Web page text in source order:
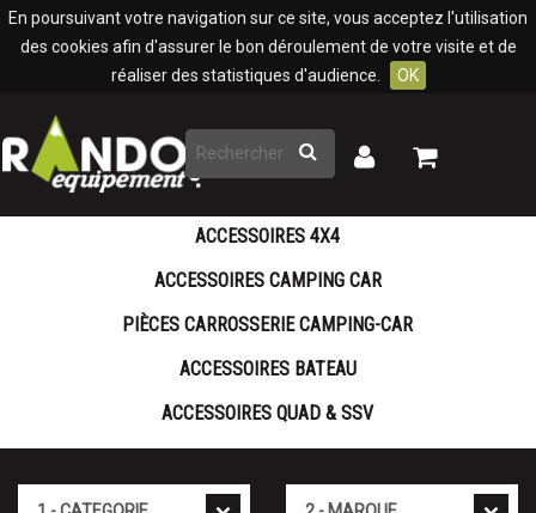
En poursuivant votre navigation sur ce site, vous acceptez l'utilisation
des cookies afin d'assurer le bon déroulement de votre visite et de
réaliser des statistiques d'audience.
OK
Rechercher
Mon
Mon
ACCESSOIRES 4X4
ACCESSOIRES CAMPING CAR
PIÈCES CARROSSERIE CAMPING-CAR
ACCESSOIRES BATEAU
ACCESSOIRES QUAD & SSV
Panneau de gestion des cookies